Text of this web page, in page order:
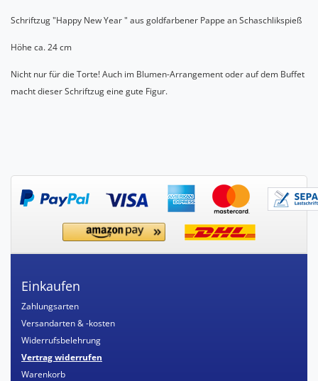
Schriftzug "Happy New Year " aus goldfarbener Pappe an Schaschlikspieß
Höhe ca. 24 cm
Nicht nur für die Torte! Auch im Blumen-Arrangement oder auf dem Buffet
macht dieser Schriftzug eine gute Figur.
Einkaufen
Zahlungsarten
Versandarten & -kosten
Widerrufsbelehrung
Vertrag widerrufen
Warenkorb